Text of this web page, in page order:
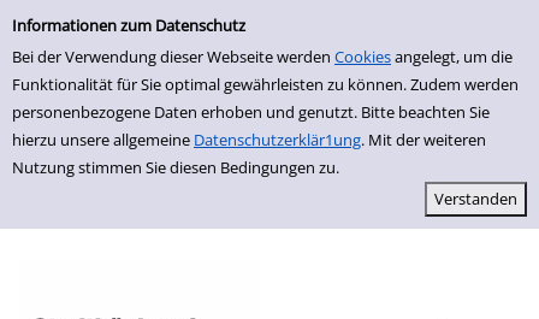
Einfache Suche
Informationen zum Datenschutz
Bei der Verwendung dieser Webseite werden Cookiesangelegt, um die
Funktionalität für Sie optimal gewährleisten zu können. Zudem werden
personenbezogene Daten erhoben und genutzt. Bitte beachten Sie
hierzu unsere allgemeine Datenschutzerklär1ung. Mit der weiteren
Nutzung stimmen Sie diesen Bedingungen zu.
zur Navigation springen
zum Inhalt springen
Zu den Suchfiltern springen
Zur Trefferliste springen